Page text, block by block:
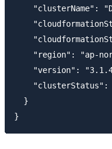
"clusterName":
"region": "ap-
"version":
"clusterStatus":
  }